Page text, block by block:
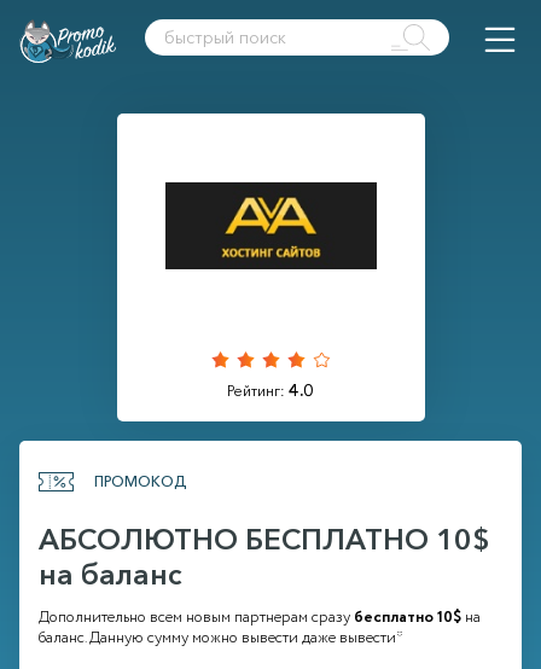
Рейтинг: 4.0
ПРОМОКОД
АБСОЛЮТНО БЕСПЛАТНО 10$
на баланс
Дополнительно всем новым партнерам сразу бесплатно 10$ на
баланс. Данную сумму можно вывести даже вывести*